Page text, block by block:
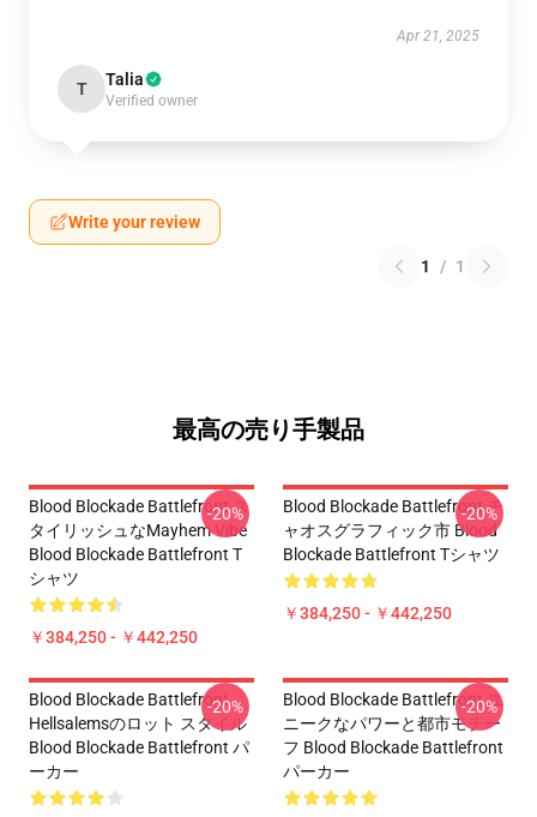
Apr 21, 2025
T Talia
Verified owner
Write your review
1 / 1
最高の売り手製品
Blood Blockade Battlefront ス
タイリッシュなMayhem Vibe
Blood Blockade Battlefront T
シャツ
￥384,250 - ￥442,250
-20%
Blood Blockade Battlefront チ
ャオスグラフィック市 Blood
Blockade Battlefront Tシャツ
￥384,250 - ￥442,250
-20%
Blood Blockade Battlefront
Hellsalemsのロット スタイル
Blood Blockade Battlefront パ
ーカー
-20%
Blood Blockade Battlefront ユ
ニークなパワーと都市モチー
フ Blood Blockade Battlefront
パーカー
-20%